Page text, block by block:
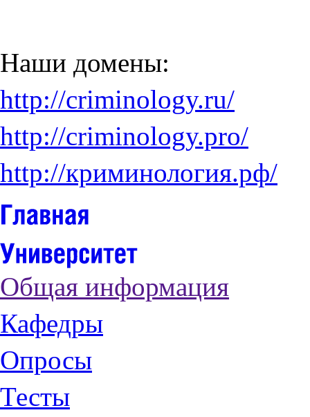
Наши домены:
http://criminology.ru/
http://criminology.pro/
http://криминология.рф/
Общая информация
Кафедры
Опросы
Тесты